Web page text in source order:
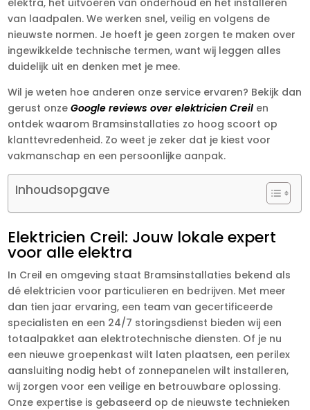
van laadpalen. We werken snel, veilig en volgens de
nieuwste normen. Je hoeft je geen zorgen te maken over
ingewikkelde technische termen, want wij leggen alles
duidelijk uit en denken met je mee.
Wil je weten hoe anderen onze service ervaren? Bekijk dan
gerust onzeGoogle reviews over elektricien Creil en
ontdek waarom Bramsinstallaties zo hoog scoort op
klanttevredenheid. Zo weet je zeker dat je kiest voor
vakmanschap en een persoonlijke aanpak.
Inhoudsopgave
Elektricien Creil: Jouw lokale expert
voor alle elektra
In Creil en omgeving staat Bramsinstallaties bekend als
dé elektricien voor particulieren en bedrijven. Met meer
dan tien jaar ervaring, een team van gecertificeerde
specialisten en een 24/7 storingsdienst bieden wij een
totaalpakket aan elektrotechnische diensten. Of je nu
een nieuwe groepenkast wilt laten plaatsen, een perilex
aansluiting nodig hebt of zonnepanelen wilt installeren,
wij zorgen voor een veilige en betrouwbare oplossing.
Onze expertise is gebaseerd op de nieuwste technieken